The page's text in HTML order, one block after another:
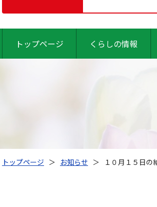
トップページ くらしの情報
トップページ ＞ お知らせ ＞ １０月１５日の